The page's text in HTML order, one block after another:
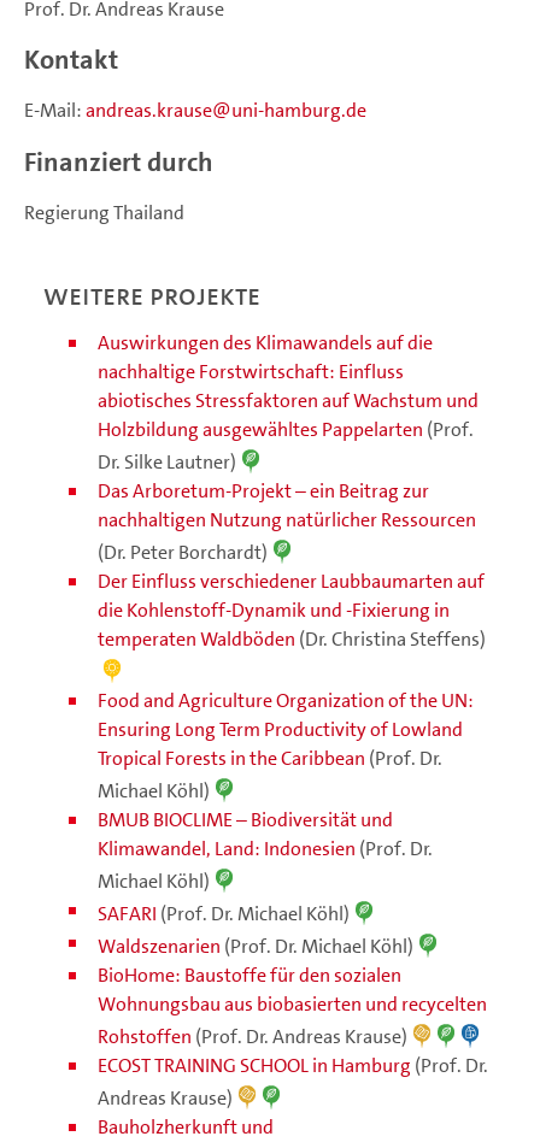
Prof. Dr. Andreas Krause
Kontakt
E-Mail:andreas.krause uni-hamburg.de
Finanziert durch
Regierung Thailand
Weitere Projekte
Auswirkungen des Klimawandels auf die
nachhaltige Forstwirtschaft: Einfluss
abiotisches Stressfaktoren auf Wachstum und
Holzbildung ausgewähltes Pappelarten (Prof.
Dr. Silke Lautner)
Das Arboretum-Projekt – ein Beitrag zur
nachhaltigen Nutzung natürlicher Ressourcen
(Dr. Peter Borchardt)
Der Einfluss verschiedener Laubbaumarten auf
die Kohlenstoff-Dynamik und -Fixierung in
temperaten Waldböden (Dr. Christina Steffens)
Food and Agriculture Organization of the UN:
Ensuring Long Term Productivity of Lowland
Tropical Forests in the Caribbean (Prof. Dr.
Michael Köhl)
BMUB BIOCLIME – Biodiversität und
Klimawandel, Land: Indonesien (Prof. Dr.
Michael Köhl)
SAFARI (Prof. Dr. Michael Köhl)
Waldszenarien (Prof. Dr. Michael Köhl)
BioHome: Baustoffe für den sozialen
Wohnungsbau aus biobasierten und recycelten
Rohstoffen (Prof. Dr. Andreas Krause)
ECOST TRAINING SCHOOL in Hamburg (Prof. Dr.
Andreas Krause)
Bauholzherkunft und